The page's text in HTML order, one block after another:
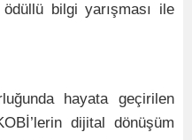
bilgi yarışması ile
hayata geçirilen
dijital dönüşüm